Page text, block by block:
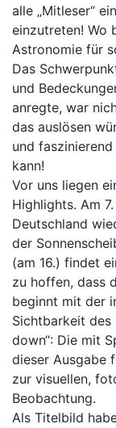
alle „Mitleser“
einzutreten! Wo
Astronomie für
Das
und
anregte, war
das auslösen
und
kann!
Vor uns liegen
Highlights. Am
Deutschland
der
(am 16.) findet
zu hoffen, dass
beginnt mit der
Sichtbarkeit des
down“: Die mit
dieser Ausgabe
zur visuellen,
Beobachtung.
Als Titelbild